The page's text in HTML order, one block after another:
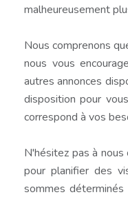
malheureusement
Nous comprenons
nous vous
autres annonces
disposition pour
correspond à vos
N'hésitez pas à
pour planifier des
sommes